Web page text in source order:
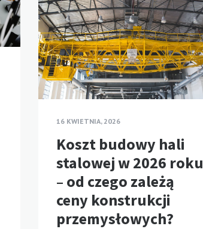
16 KWIETNIA, 2026
Koszt budowy hali
stalowej w 2026 roku
– od czego zależą
ceny konstrukcji
przemysłowych?